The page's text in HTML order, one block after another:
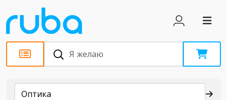
Каталог
Оптика